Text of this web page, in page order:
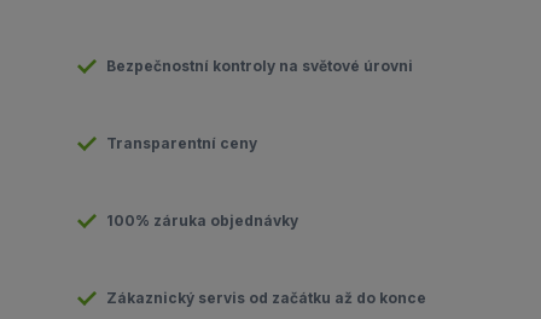
Bezpečnostní kontroly na světové úrovni
Transparentní ceny
100% záruka objednávky
Zákaznický servis od začátku až do konce